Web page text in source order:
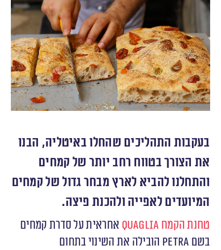
בעקבות התהליכים שהחלו באיטליה, הבנו
את הצורך בטווח רחב יותר של קמחים
והתחלנו להביא לארץ מבחר גדול של קמחים
המיועדים לאפייה ולהכנת פיצה.
טחנת הקמח Quaglia אחראית על סדרת קמחים
בשם Petra הובילה את השינוי בתחום